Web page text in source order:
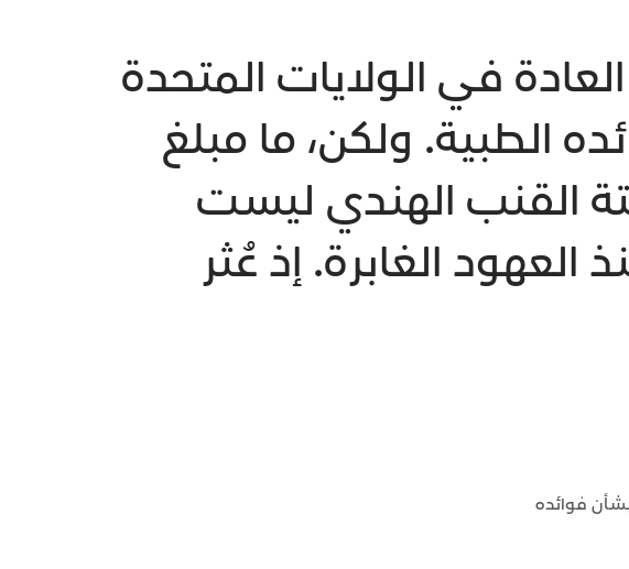
في الولايات المتحدة
الطبية. ولكن، ما مبلغ
القنب الهندي ليست
الغابرة. إذ عُثر
فوائده